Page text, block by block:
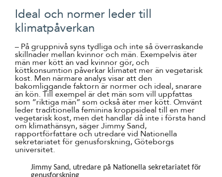
Ideal och normer leder till
klimatpåverkan
– På gruppnivå syns tydliga och inte så överraskande
skillnader mellan kvinnor och män. Exempelvis äter
män mer kött än vad kvinnor gör, och
köttkonsumtion påverkar klimatet mer än vegetarisk
kost. Men närmare analys visar att den
bakomliggande faktorn är normer och ideal, snarare
än kön. Till exempel är det män som vill uppfattas
som ”riktiga män” som också äter mer kött. Omvänt
leder traditionella feminina kroppsideal till en mer
vegetarisk kost, men det handlar då inte i första hand
om klimathänsyn, säger Jimmy Sand,
rapportförfattare och utredare vid Nationella
sekretariatet för genusforskning, Göteborgs
universitet.
Jimmy Sand, utredare på Nationella sekretariatet för